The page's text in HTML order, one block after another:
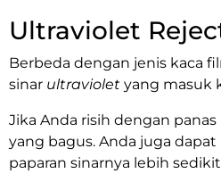
Ultraviolet
Berbeda dengan jenis kaca
sinar ultraviolet yang masuk
Jika Anda risih dengan
yang bagus. Anda juga
paparan sinarnya lebih